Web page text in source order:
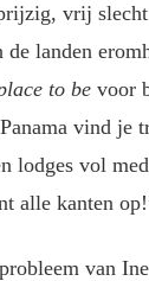
vrij
de landen
to be voor
vind je
lodges vol
alle kanten
van